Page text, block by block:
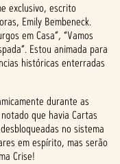
exclusivo, escrito
Emily Bembeneck.
em Casa”, “Vamos
Estou animada para
históricas enterradas
durante as
que havia Cartas
no sistema
em espírito, mas serão
Crise!